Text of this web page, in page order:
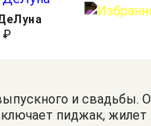
₽
и свадьбы.
пиджак,